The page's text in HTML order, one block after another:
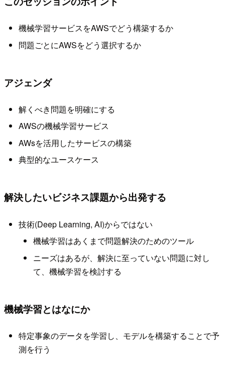
機械学習サービスをAWSでどう構築するか
問題ごとにAWSをどう選択するか
アジェンダ
解くべき問題を明確にする
AWSの機械学習サービス
AWsを活用したサービスの構築
典型的なユースケース
解決したいビジネス課題から出発する
技術(Deep Learning, AI)からではない
機械学習はあくまで問題解決のためのツール
ニーズはあるが、解決に至っていない問題に対し
て、機械学習を検討する
機械学習とはなにか
特定事象のデータを学習し、モデルを構築することで予
測を行う